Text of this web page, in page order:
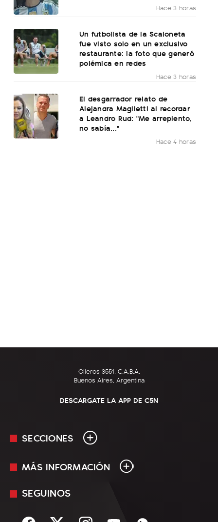
Hace 3 horas
Un futbolista de la Scaloneta
fue visto solo en un exclusivo
restaurante: la foto que generó
polémica en redes
Hace 3 horas
El desgarrador relato de
Alejandra Maglietti al recordar
a Leandro Rud: "Me arrepiento,
no sabía..."
Hace 4 horas
Olleros 3551, C.A.B.A.
Buenos Aires, Argentina
DESCARGATE LA APP DE C5N
SECCIONES
En Vivo
MÁS INFORMACIÓN
Mediakit
Términos y condiciones
SEGUINOS